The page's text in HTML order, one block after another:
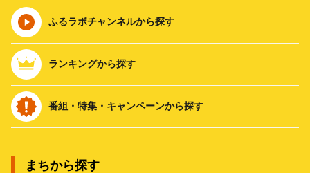
ふるラボチャンネルから探す
ランキングから探す
番組・特集・キャンペーンから探す
まちから探す